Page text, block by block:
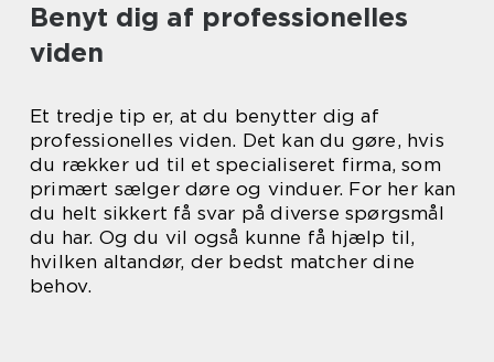
Benyt dig af professionelles
viden
Et tredje tip er, at du benytter dig af
professionelles viden. Det kan du gøre, hvis
du rækker ud til et specialiseret firma, som
primært sælger døre og vinduer. For her kan
du helt sikkert få svar på diverse spørgsmål
du har. Og du vil også kunne få hjælp til,
hvilken altandør, der bedst matcher dine
behov.